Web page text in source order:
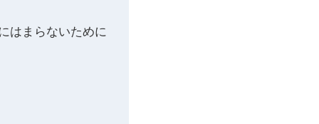
はまらないために